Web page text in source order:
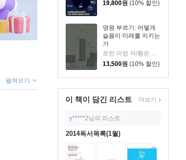
19,800원 (10% 할인)
영원 부르기: 어떻게
슬픔이 미래를 지키는
가
13,500원 (10% 할인)
이 책이 담긴 리스트 더보기
y*****2님의 리스트
2014독서목록(1월)
펼쳐보기